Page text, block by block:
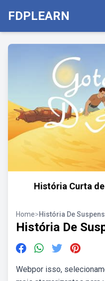
FDPLEARN
História Curta
Home>História De
História De
Webpor isso,